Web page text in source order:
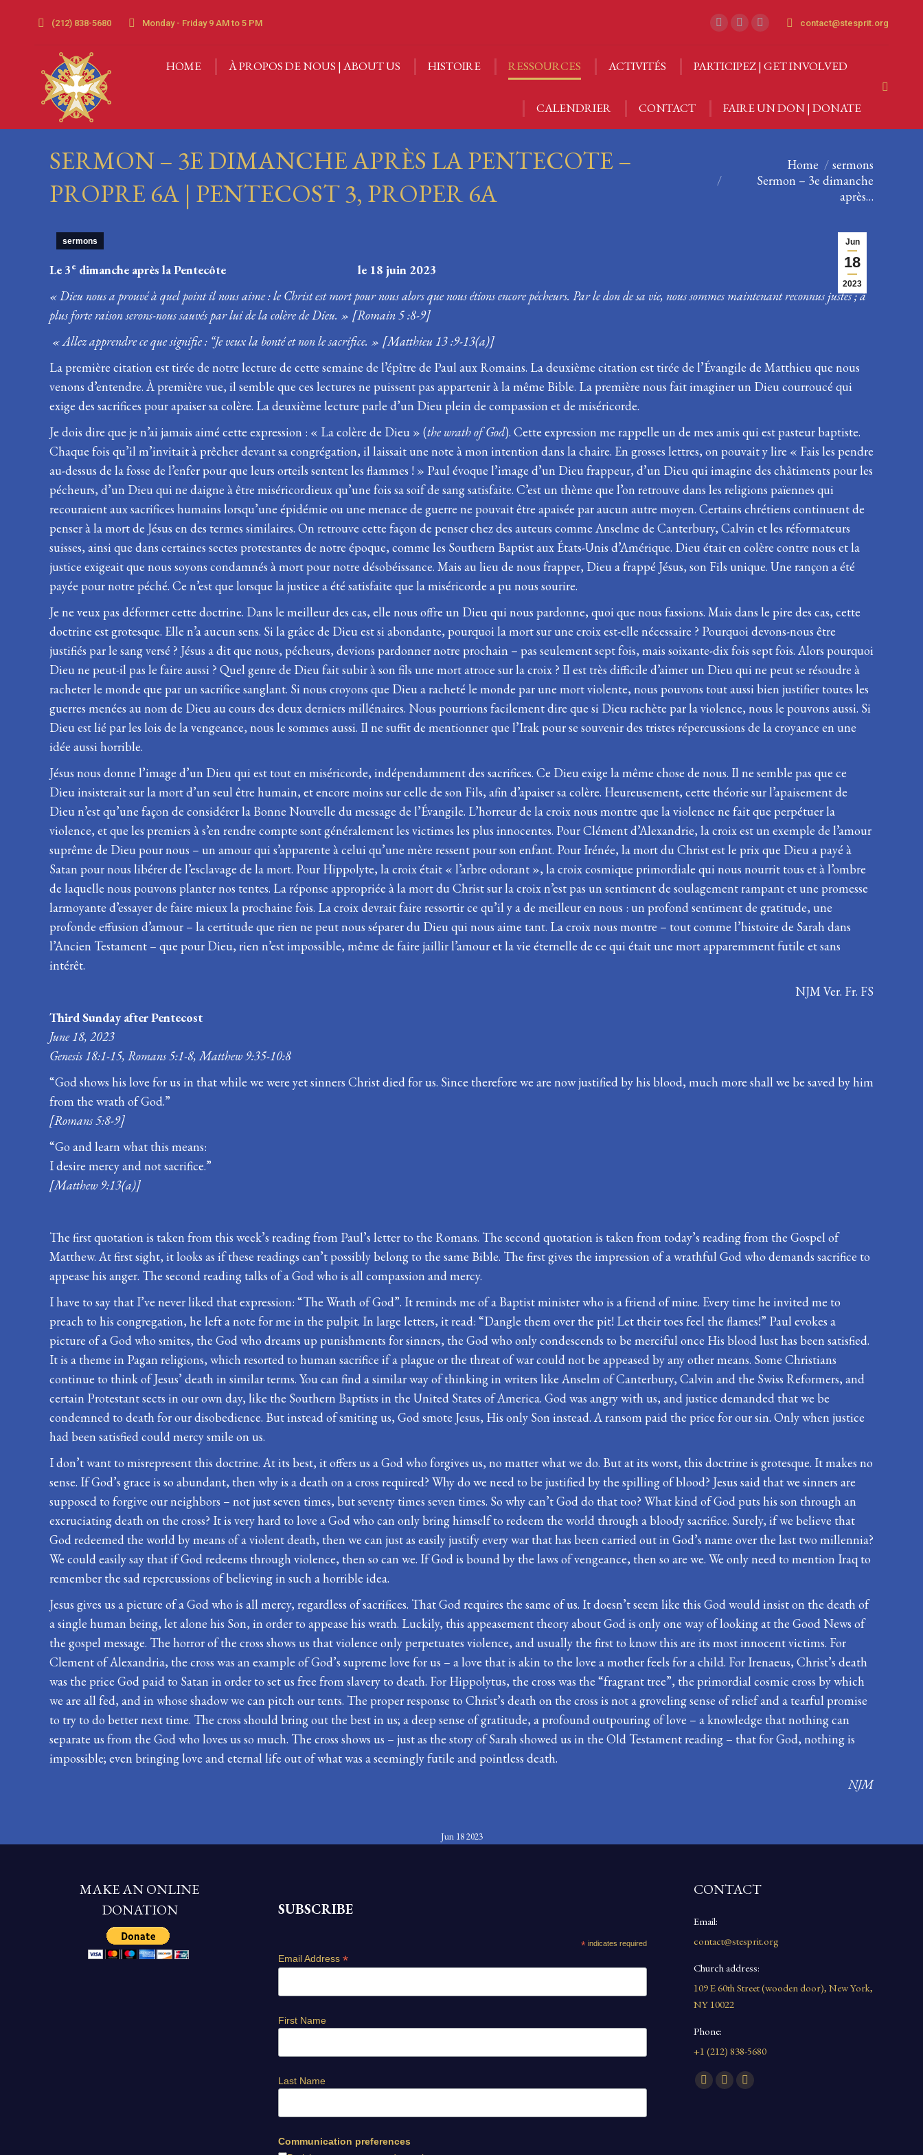
(212) 838-5680 Monday - Friday 9 AM to 5 PM
Facebook
opens
new
Instagram
opens
new
YouTube
opens
new
contact@stesprit.org
HOME À PROPOS DE NOUS | ABOUT US HISTOIRE RESSOURCES ACTIVITÉS PARTICIPEZ | GET INVOLVED
CALENDRIER CONTACT FAIRE UN DON | DONATE
Search:
SERMON – 3E DIMANCHE APRÈS LA PENTECOTE –
PROPRE 6A | PENTECOST 3, PROPER 6A
Home
sermons
Sermon – 3e dimanche
après…
Jun
18
2023
sermons
Le 3e dimanche après la Pentecôte le 18 juin 2023
« Dieu nous a prouvé à quel point il nous aime : le Christ est mort pour nous alors que nous étions encore pécheurs. Par le don de sa vie, nous sommes maintenant reconnus justes ; à
plus forte raison serons-nous sauvés par lui de la colère de Dieu. » [Romain 5 :8-9]
« Allez apprendre ce que signifie : “Je veux la bonté et non le sacrifice. » [Matthieu 13 :9-13(a)]
La première citation est tirée de notre lecture de cette semaine de l’épître de Paul aux Romains. La deuxième citation est tirée de l’Évangile de Matthieu que nous
venons d’entendre. À première vue, il semble que ces lectures ne puissent pas appartenir à la même Bible. La première nous fait imaginer un Dieu courroucé qui
exige des sacrifices pour apaiser sa colère. La deuxième lecture parle d’un Dieu plein de compassion et de miséricorde.
Je dois dire que je n’ai jamais aimé cette expression : « La colère de Dieu » (the wrath of God). Cette expression me rappelle un de mes amis qui est pasteur baptiste.
Chaque fois qu’il m’invitait à prêcher devant sa congrégation, il laissait une note à mon intention dans la chaire. En grosses lettres, on pouvait y lire « Fais les pendre
au-dessus de la fosse de l’enfer pour que leurs orteils sentent les flammes ! » Paul évoque l’image d’un Dieu frappeur, d’un Dieu qui imagine des châtiments pour les
pécheurs, d’un Dieu qui ne daigne à être miséricordieux qu’une fois sa soif de sang satisfaite. C’est un thème que l’on retrouve dans les religions païennes qui
recouraient aux sacrifices humains lorsqu’une épidémie ou une menace de guerre ne pouvait être apaisée par aucun autre moyen. Certains chrétiens continuent de
penser à la mort de Jésus en des termes similaires. On retrouve cette façon de penser chez des auteurs comme Anselme de Canterbury, Calvin et les réformateurs
suisses, ainsi que dans certaines sectes protestantes de notre époque, comme les Southern Baptist aux États-Unis d’Amérique. Dieu était en colère contre nous et la
justice exigeait que nous soyons condamnés à mort pour notre désobéissance. Mais au lieu de nous frapper, Dieu a frappé Jésus, son Fils unique. Une rançon a été
payée pour notre péché. Ce n’est que lorsque la justice a été satisfaite que la miséricorde a pu nous sourire.
Je ne veux pas déformer cette doctrine. Dans le meilleur des cas, elle nous offre un Dieu qui nous pardonne, quoi que nous fassions. Mais dans le pire des cas, cette
doctrine est grotesque. Elle n’a aucun sens. Si la grâce de Dieu est si abondante, pourquoi la mort sur une croix est-elle nécessaire ? Pourquoi devons-nous être
justifiés par le sang versé ? Jésus a dit que nous, pécheurs, devions pardonner notre prochain – pas seulement sept fois, mais soixante-dix fois sept fois. Alors pourquoi
Dieu ne peut-il pas le faire aussi ? Quel genre de Dieu fait subir à son fils une mort atroce sur la croix ? Il est très difficile d’aimer un Dieu qui ne peut se résoudre à
racheter le monde que par un sacrifice sanglant. Si nous croyons que Dieu a racheté le monde par une mort violente, nous pouvons tout aussi bien justifier toutes les
guerres menées au nom de Dieu au cours des deux derniers millénaires. Nous pourrions facilement dire que si Dieu rachète par la violence, nous le pouvons aussi. Si
Dieu est lié par les lois de la vengeance, nous le sommes aussi. Il ne suffit de mentionner que l’Irak pour se souvenir des tristes répercussions de la croyance en une
idée aussi horrible.
Jésus nous donne l’image d’un Dieu qui est tout en miséricorde, indépendamment des sacrifices. Ce Dieu exige la même chose de nous. Il ne semble pas que ce
Dieu insisterait sur la mort d’un seul être humain, et encore moins sur celle de son Fils, afin d’apaiser sa colère. Heureusement, cette théorie sur l’apaisement de
Dieu n’est qu’une façon de considérer la Bonne Nouvelle du message de l’Évangile. L’horreur de la croix nous montre que la violence ne fait que perpétuer la
violence, et que les premiers à s’en rendre compte sont généralement les victimes les plus innocentes. Pour Clément d’Alexandrie, la croix est un exemple de l’amour
suprême de Dieu pour nous – un amour qui s’apparente à celui qu’une mère ressent pour son enfant. Pour Irénée, la mort du Christ est le prix que Dieu a payé à
Satan pour nous libérer de l’esclavage de la mort. Pour Hippolyte, la croix était « l’arbre odorant », la croix cosmique primordiale qui nous nourrit tous et à l’ombre
de laquelle nous pouvons planter nos tentes. La réponse appropriée à la mort du Christ sur la croix n’est pas un sentiment de soulagement rampant et une promesse
larmoyante d’essayer de faire mieux la prochaine fois. La croix devrait faire ressortir ce qu’il y a de meilleur en nous : un profond sentiment de gratitude, une
profonde effusion d’amour – la certitude que rien ne peut nous séparer du Dieu qui nous aime tant. La croix nous montre – tout comme l’histoire de Sarah dans
l’Ancien Testament – que pour Dieu, rien n’est impossible, même de faire jaillir l’amour et la vie éternelle de ce qui était une mort apparemment futile et sans
intérêt.
NJM Ver. Fr. FS
Third Sunday after Pentecost
June 18, 2023
Genesis 18:1-15, Romans 5:1-8, Matthew 9:35-10:8
“God shows his love for us in that while we were yet sinners Christ died for us. Since therefore we are now justified by his blood, much more shall we be saved by him
from the wrath of God.”
[Romans 5:8-9]
“Go and learn what this means:
I desire mercy and not sacrifice.”
[Matthew 9:13(a)]
The first quotation is taken from this week’s reading from Paul’s letter to the Romans. The second quotation is taken from today’s reading from the Gospel of
Matthew. At first sight, it looks as if these readings can’t possibly belong to the same Bible. The first gives the impression of a wrathful God who demands sacrifice to
appease his anger. The second reading talks of a God who is all compassion and mercy.
I have to say that I’ve never liked that expression: “The Wrath of God”. It reminds me of a Baptist minister who is a friend of mine. Every time he invited me to
preach to his congregation, he left a note for me in the pulpit. In large letters, it read: “Dangle them over the pit! Let their toes feel the flames!” Paul evokes a
picture of a God who smites, the God who dreams up punishments for sinners, the God who only condescends to be merciful once His blood lust has been satisfied.
It is a theme in Pagan religions, which resorted to human sacrifice if a plague or the threat of war could not be appeased by any other means. Some Christians
continue to think of Jesus’ death in similar terms. You can find a similar way of thinking in writers like Anselm of Canterbury, Calvin and the Swiss Reformers, and
certain Protestant sects in our own day, like the Southern Baptists in the United States of America. God was angry with us, and justice demanded that we be
condemned to death for our disobedience. But instead of smiting us, God smote Jesus, His only Son instead. A ransom paid the price for our sin. Only when justice
had been satisfied could mercy smile on us.
I don’t want to misrepresent this doctrine. At its best, it offers us a God who forgives us, no matter what we do. But at its worst, this doctrine is grotesque. It makes no
sense. If God’s grace is so abundant, then why is a death on a cross required? Why do we need to be justified by the spilling of blood? Jesus said that we sinners are
supposed to forgive our neighbors – not just seven times, but seventy times seven times. So why can’t God do that too? What kind of God puts his son through an
excruciating death on the cross? It is very hard to love a God who can only bring himself to redeem the world through a bloody sacrifice. Surely, if we believe that
God redeemed the world by means of a violent death, then we can just as easily justify every war that has been carried out in God’s name over the last two millennia?
We could easily say that if God redeems through violence, then so can we. If God is bound by the laws of vengeance, then so are we. We only need to mention Iraq to
remember the sad repercussions of believing in such a horrible idea.
Jesus gives us a picture of a God who is all mercy, regardless of sacrifices. That God requires the same of us. It doesn’t seem like this God would insist on the death of
a single human being, let alone his Son, in order to appease his wrath. Luckily, this appeasement theory about God is only one way of looking at the Good News of
the gospel message. The horror of the cross shows us that violence only perpetuates violence, and usually the first to know this are its most innocent victims. For
Clement of Alexandria, the cross was an example of God’s supreme love for us – a love that is akin to the love a mother feels for a child. For Irenaeus, Christ’s death
was the price God paid to Satan in order to set us free from slavery to death. For Hippolytus, the cross was the “fragrant tree”, the primordial cosmic cross by which
we are all fed, and in whose shadow we can pitch our tents. The proper response to Christ’s death on the cross is not a groveling sense of relief and a tearful promise
to try to do better next time. The cross should bring out the best in us; a deep sense of gratitude, a profound outpouring of love – a knowledge that nothing can
separate us from the God who loves us so much. The cross shows us – just as the story of Sarah showed us in the Old Testament reading – that for God, nothing is
impossible; even bringing love and eternal life out of what was a seemingly futile and pointless death.
NJM
Jun 18 2023
MAKE AN ONLINE
DONATION
SUBSCRIBE
* indicates required
Email Address *
First Name
Last Name
Communication preferences
CONTACT
Email:
contact@stesprit.org
Church address:
109 E 60th Street (wooden door), New York,
NY 10022
Phone:
+1 (212) 838-5680
Find us on:
Facebook
YouTubeInstagram
HOME À PROPOS DE NOUS | ABOUT US PARTICIPEZ | GET INVOLVED